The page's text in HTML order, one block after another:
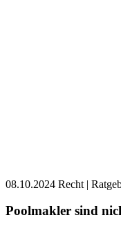
08.10.2024 Recht |
Poolmakler sind